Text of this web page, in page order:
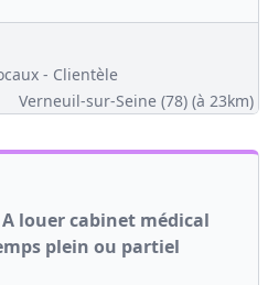
- Clientèle
Verneuil-sur-Seine (78) (à 23km)
A louer cabinet médical
plein ou partiel